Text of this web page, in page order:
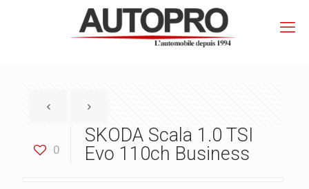
0
SKODA Scala 1.0 TSI
Evo 110ch Business